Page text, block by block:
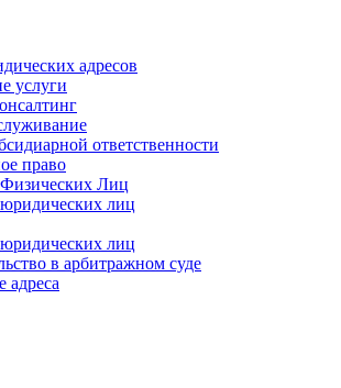
адресов
услуги
ответственности
право
Лиц
лиц
лиц
в арбитражном суде
адреса